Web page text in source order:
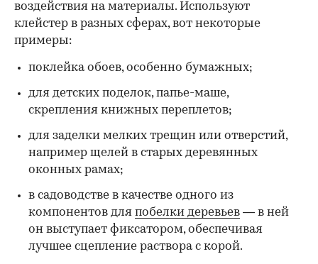
00:00 / 00:00
воздействия на материалы. Используют
клейстер в разных сферах, вот некоторые
примеры:
поклейка обоев, особенно бумажных;
для детских поделок, папье-маше,
скрепления книжных переплетов;
для заделки мелких трещин или отверстий,
например щелей в старых деревянных
оконных рамах;
в садоводстве в качестве одного из
компонентов для побелки деревьев — в ней
он выступает фиксатором, обеспечивая
лучшее сцепление раствора с корой.